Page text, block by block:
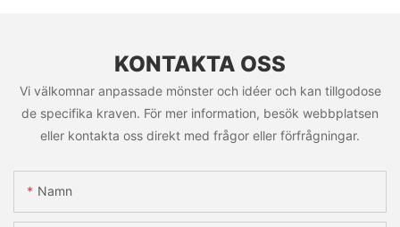
KONTAKTA OSS
Vi välkomnar anpassade mönster och idéer och kan tillgodose
de specifika kraven. För mer information, besök webbplatsen
eller kontakta oss direkt med frågor eller förfrågningar.
Namn